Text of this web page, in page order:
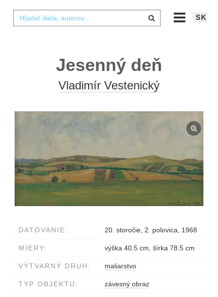
SK
Jesenný deň
Vladimír Vestenický
DATOVANIE: 20. storočie, 2. polovica, 1968
MIERY: výška 40.5 cm, šírka 78.5 cm
VÝTVARNÝ DRUH: maliarstvo
TYP OBJEKTU: závesný obraz